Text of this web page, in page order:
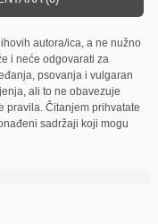
autora/ica, a ne nužno
i neće odgovarati za
psovanja i vulgaran
ali to ne obavezuje
pravila. Čitanjem prihvatate
sadržaji koji mogu